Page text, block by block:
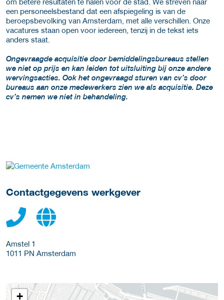
een personeelsbestand dat een afspiegeling is van de
beroepsbevolking van Amsterdam, met alle verschillen. Onze
vacatures staan open voor iedereen, tenzij in de tekst iets
anders staat.
Ongevraagde acquisitie door bemiddelingsbureaus stellen
we niet op prijs en kan leiden tot uitsluiting bij onze andere
wervingsacties. Ook het ongevraagd sturen van cv’s door
bureaus aan onze medewerkers zien we als acquisitie. Deze
cv’s nemen we niet in behandeling.
Meer werkgever details
Contactgegevens werkgever
Amstel 1
1011 PN Amsterdam
+